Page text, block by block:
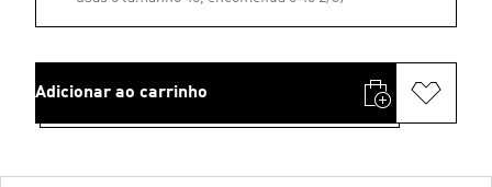
Adicionar ao carrinho